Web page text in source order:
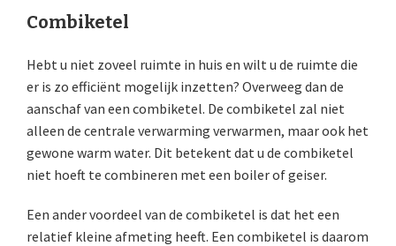
Combiketel
Hebt u niet zoveel ruimte in huis en wilt u de ruimte die
er is zo efficiënt mogelijk inzetten? Overweeg dan de
aanschaf van een combiketel. De combiketel zal niet
alleen de centrale verwarming verwarmen, maar ook het
gewone warm water. Dit betekent dat u de combiketel
niet hoeft te combineren met een boiler of geiser.
Een ander voordeel van de combiketel is dat het een
relatief kleine afmeting heeft. Een combiketel is daarom